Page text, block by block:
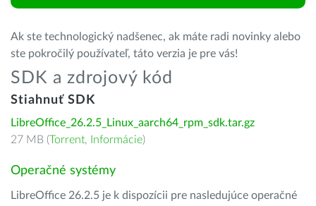
Ak ste technologický nadšenec, ak máte radi novinky alebo
ste pokročilý používateľ, táto verzia je pre vás!
SDK a zdrojový kód
Stiahnuť SDK
LibreOffice_26.2.5_Linux_aarch64_rpm_sdk.tar.gz
27 MB (Torrent, Informácie)
Operačné systémy
LibreOffice 26.2.5 je k dispozícii pre nasledujúce operačné